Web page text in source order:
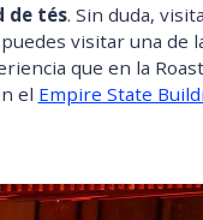
de tés. Sin duda,
visitar una de
que en la
el Empire State